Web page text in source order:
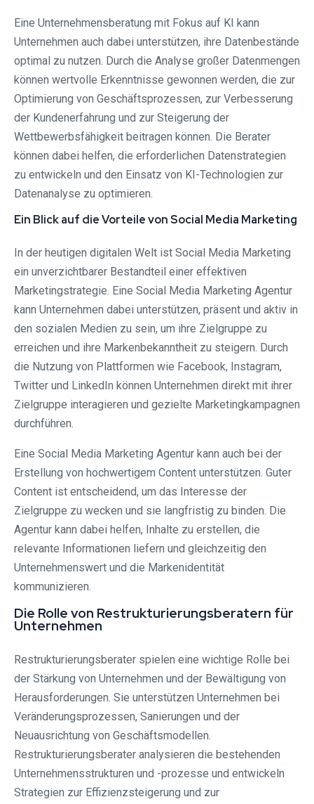
Eine Unternehmensberatung mit Fokus auf KI kann
Unternehmen auch dabei unterstützen, ihre Datenbestände
optimal zu nutzen. Durch die Analyse großer Datenmengen
können wertvolle Erkenntnisse gewonnen werden, die zur
Optimierung von Geschäftsprozessen, zur Verbesserung
der Kundenerfahrung und zur Steigerung der
Wettbewerbsfähigkeit beitragen können. Die Berater
können dabei helfen, die erforderlichen Datenstrategien
zu entwickeln und den Einsatz von KI-Technologien zur
Datenanalyse zu optimieren.
Ein Blick auf die Vorteile von Social Media Marketing
In der heutigen digitalen Welt ist Social Media Marketing
ein unverzichtbarer Bestandteil einer effektiven
Marketingstrategie. Eine Social Media Marketing Agentur
kann Unternehmen dabei unterstützen, präsent und aktiv in
den sozialen Medien zu sein, um ihre Zielgruppe zu
erreichen und ihre Markenbekanntheit zu steigern. Durch
die Nutzung von Plattformen wie Facebook, Instagram,
Twitter und LinkedIn können Unternehmen direkt mit ihrer
Zielgruppe interagieren und gezielte Marketingkampagnen
durchführen.
Eine Social Media Marketing Agentur kann auch bei der
Erstellung von hochwertigem Content unterstützen. Guter
Content ist entscheidend, um das Interesse der
Zielgruppe zu wecken und sie langfristig zu binden. Die
Agentur kann dabei helfen, Inhalte zu erstellen, die
relevante Informationen liefern und gleichzeitig den
Unternehmenswert und die Markenidentität
kommunizieren.
Die Rolle von Restrukturierungsberatern für
Unternehmen
Restrukturierungsberater spielen eine wichtige Rolle bei
der Stärkung von Unternehmen und der Bewältigung von
Herausforderungen. Sie unterstützen Unternehmen bei
Veränderungsprozessen, Sanierungen und der
Neuausrichtung von Geschäftsmodellen.
Restrukturierungsberater analysieren die bestehenden
Unternehmensstrukturen und -prozesse und entwickeln
Strategien zur Effizienzsteigerung und zur